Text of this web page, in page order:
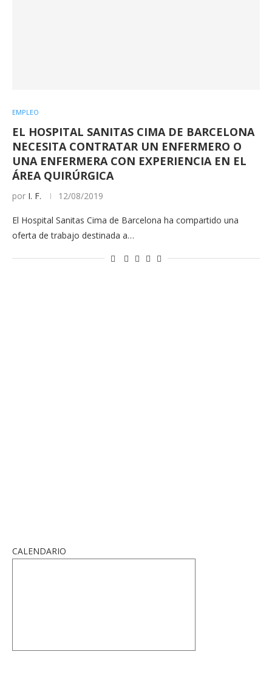
EMPLEO
EL HOSPITAL SANITAS CIMA DE BARCELONA
NECESITA CONTRATAR UN ENFERMERO O
UNA ENFERMERA CON EXPERIENCIA EN EL
ÁREA QUIRÚRGICA
por I. F. 12/08/2019
El Hospital Sanitas Cima de Barcelona ha compartido una
oferta de trabajo destinada a…
CALENDARIO